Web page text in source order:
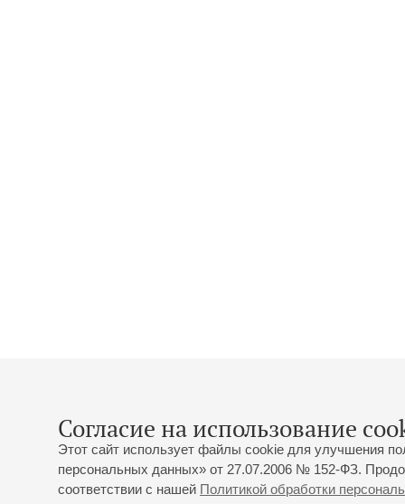
Согласие на использование
Этот сайт использует файлы cookie для улучшения
персональных данных» от 27.07.2006 № 152-ФЗ.
соответствии с нашей Политикой обработки